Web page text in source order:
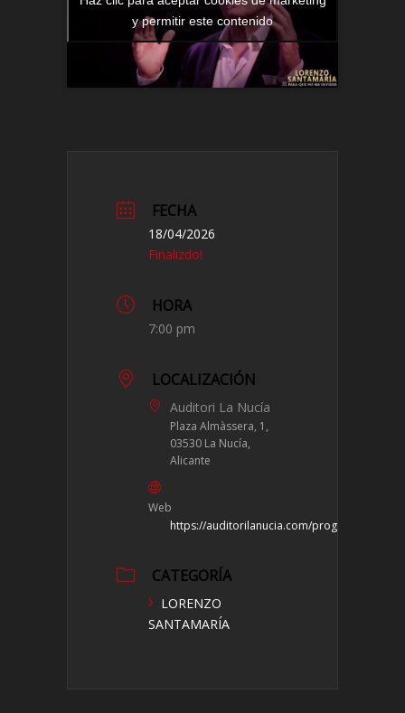
y permitir este contenido
FECHA
18/04/2026
Finalizdo!
HORA
7:00 pm
LOCALIZACIÓN
Auditori La Nucía
Plaza Almàssera, 1,
03530 La Nucía,
Alicante
Web
https://auditorilanucia.com/programacion
CATEGORÍA
LORENZO
SANTAMARÍA